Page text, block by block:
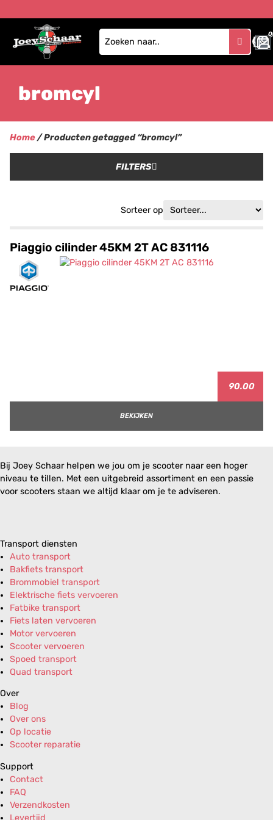
0
0
bromcyl
Home/ Producten getagged “bromcyl”
FILTERS
Sorteer op
Piaggio cilinder 45KM 2T AC 831116
90.00
BEKIJKEN
Bij Joey Schaar helpen we jou om je scooter naar een hoger
niveau te tillen. Met een uitgebreid assortiment en een passie
voor scooters staan we altijd klaar om je te adviseren.
Transport diensten
Auto transport
Bakfiets transport
Brommobiel transport
Elektrische fiets vervoeren
Fatbike transport
Fiets laten vervoeren
Motor vervoeren
Scooter vervoeren
Spoed transport
Quad transport
Over
Blog
Over ons
Op locatie
Scooter reparatie
Support
Contact
FAQ
Verzendkosten
Levertijd